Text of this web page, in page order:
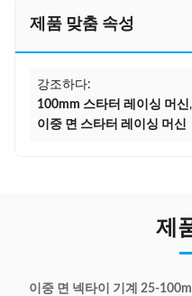
제품 맞춤 속성
강조하다:
100mm 스타터 레이싱 머신,
이중 면 스타터 레이싱 머신
제
이중 면 넥타이 기계 25-